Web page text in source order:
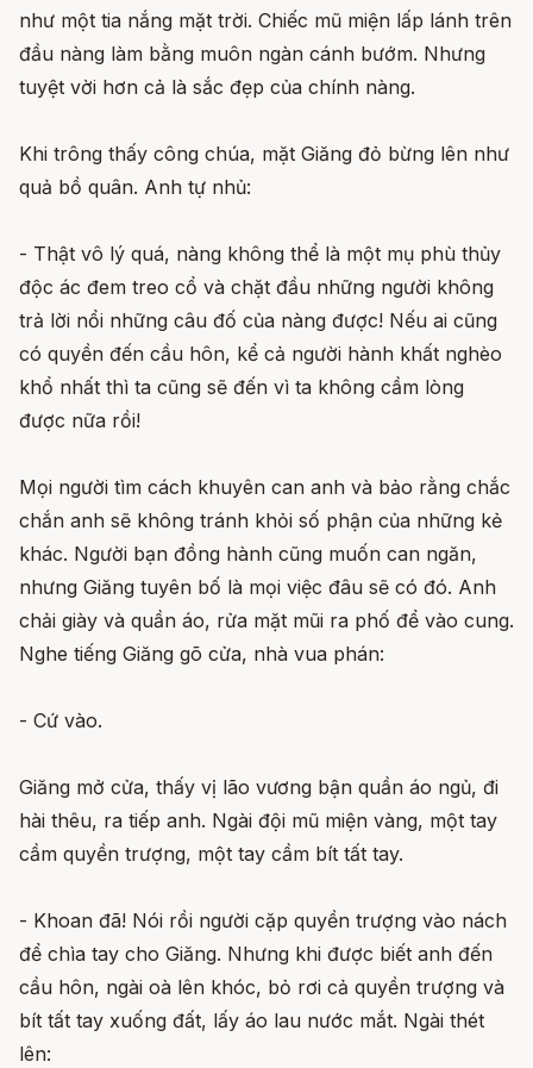
như một tia nắng mặt trời. Chiếc mũ miện lấp lánh trên
đầu nàng làm bằng muôn ngàn cánh bướm. Nhưng
tuyệt vời hơn cả là sắc đẹp của chính nàng.
Khi trông thấy công chúa, mặt Giăng đỏ bừng lên như
quả bồ quân. Anh tự nhủ:
- Thật vô lý quá, nàng không thể là một mụ phù thủy
độc ác đem treo cổ và chặt đầu những người không
trả lời nổi những câu đố của nàng được! Nếu ai cũng
có quyền đến cầu hôn, kể cả người hành khất nghèo
khổ nhất thì ta cũng sẽ đến vì ta không cầm lòng
được nữa rồi!
Mọi người tìm cách khuyên can anh và bảo rằng chắc
chắn anh sẽ không tránh khỏi số phận của những kẻ
khác. Người bạn đồng hành cũng muốn can ngăn,
nhưng Giăng tuyên bố là mọi việc đâu sẽ có đó. Anh
chải giày và quần áo, rửa mặt mũi ra phố để vào cung.
Nghe tiếng Giăng gõ cửa, nhà vua phán:
- Cứ vào.
Giăng mở cửa, thấy vị lão vương bận quần áo ngủ, đi
hài thêu, ra tiếp anh. Ngài đội mũ miện vàng, một tay
cầm quyền trượng, một tay cầm bít tất tay.
- Khoan đã! Nói rồi người cặp quyền trượng vào nách
để chìa tay cho Giăng. Nhưng khi được biết anh đến
cầu hôn, ngài oà lên khóc, bỏ rơi cả quyền trượng và
bít tất tay xuống đất, lấy áo lau nước mắt. Ngài thét
lên: